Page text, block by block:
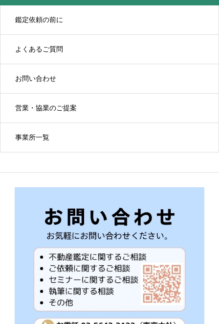
鑑定依頼の前に
よくあるご質問
お問い合わせ
営業・協業のご提案
事業所一覧